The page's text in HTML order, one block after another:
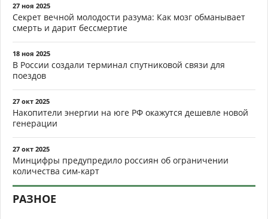
27 ноя 2025
Секрет вечной молодости разума: Как мозг обманывает
смерть и дарит бессмертие
18 ноя 2025
В России создали терминал спутниковой связи для
поездов
27 окт 2025
Накопители энергии на юге РФ окажутся дешевле новой
генерации
27 окт 2025
Минцифры предупредило россиян об ограничении
количества сим-карт
РАЗНОЕ